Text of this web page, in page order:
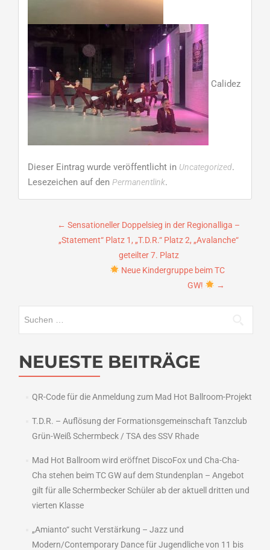
Calidez
Dieser Eintrag wurde veröffentlicht in Uncategorized.
Lesezeichen auf den Permanentlink.
Beitragsnavigation
← Sensationeller Doppelsieg in der Regionalliga –
„Statement“ Platz 1, „T.D.R.“ Platz 2, „Avalanche“
geteilter 7. Platz
Neue Kindergruppe beim TC
GW!
→
NEUESTE BEITRÄGE
QR-Code für die Anmeldung zum Mad Hot Ballroom-Projekt
T.D.R. – Auflösung der Formationsgemeinschaft Tanzclub
Grün-Weiß Schermbeck / TSA des SSV Rhade
Mad Hot Ballroom wird eröffnet DiscoFox und Cha-Cha-
Cha stehen beim TC GW auf dem Stundenplan – Angebot
gilt für alle Schermbecker Schüler ab der aktuell dritten und
vierten Klasse
„Amianto“ sucht Verstärkung – Jazz und
Modern/Contemporary Dance für Jugendliche von 11 bis